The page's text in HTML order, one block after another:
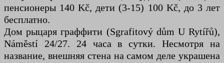
пенсионеры 140 Kč, дети (3-15) 100 Kč, до 3 лет
бесплатно.
Дом рыцаря граффити (Sgrafitový dům U Rytířů),
Náměstí 24/27. 24 часа в сутки. Несмотря на
название, внешняя стена на самом деле украшена